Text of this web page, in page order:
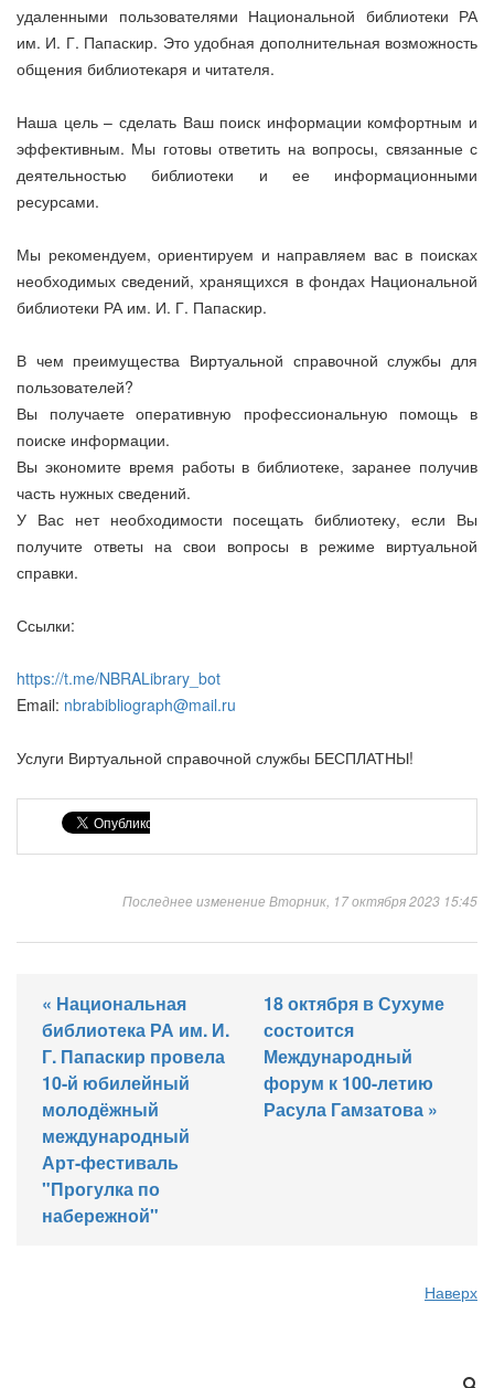
удаленными пользователями Национальной библиотеки РА
им. И. Г. Папаскир. Это удобная дополнительная возможность
общения библиотекаря и читателя.
Наша цель – сделать Ваш поиск информации комфортным и
эффективным. Мы готовы ответить на вопросы, связанные с
деятельностью библиотеки и ее информационными
ресурсами.
Мы рекомендуем, ориентируем и направляем вас в поисках
необходимых сведений, хранящихся в фондах Национальной
библиотеки РА им. И. Г. Папаскир.
В чем преимущества Виртуальной справочной службы для
пользователей?
Вы получаете оперативную профессиональную помощь в
поиске информации.
Вы экономите время работы в библиотеке, заранее получив
часть нужных сведений.
У Вас нет необходимости посещать библиотеку, если Вы
получите ответы на свои вопросы в режиме виртуальной
справки.
Ссылки:
https://t.me/NBRALibrary_bot
Email: nbrabibliograph@mail.ru
Услуги Виртуальной справочной службы БЕСПЛАТНЫ!
Последнее изменение Вторник, 17 октября 2023 15:45
« Национальная
библиотека РА им. И.
Г. Папаскир провела
10-й юбилейный
молодёжный
международный
Арт-фестиваль
"Прогулка по
набережной"
18 октября в Сухуме
состоится
Международный
форум к 100-летию
Расула Гамзатова »
Наверх